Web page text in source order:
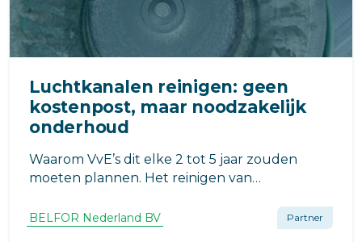
Luchtkanalen reinigen: geen
kostenpost, maar noodzakelijk
onderhoud
Waarom VvE’s dit elke 2 tot 5 jaar zouden
moeten plannen. Het reinigen van
bewoners warm voor lopen. Het is onzichtbaar,
technisch en lijkt niet urgent. En precies
BELFOR Nederland BV Partner